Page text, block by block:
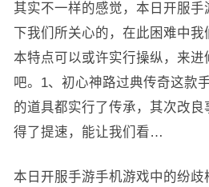
其实不一样的感觉，本日开服
下我们所关心的，在此困难中
本特点可以或许实行操纵，来
吧。1、初心神路过典传奇这款
的道具都实行了传承，其次改
得了提速，能让我们看…
本日开服手游手机游戏中的纷歧